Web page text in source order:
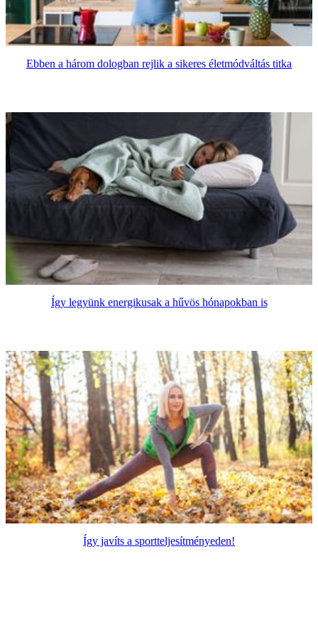
Ebben a három dologban rejlik a sikeres életmódváltás titka
Így legyünk energikusak a hűvös hónapokban is
Így javíts a sportteljesítményeden!